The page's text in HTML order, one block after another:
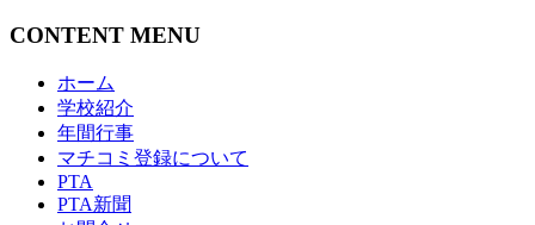
CONTENT MENU
ホーム
学校紹介
年間行事
マチコミ登録について
PTA
PTA新聞